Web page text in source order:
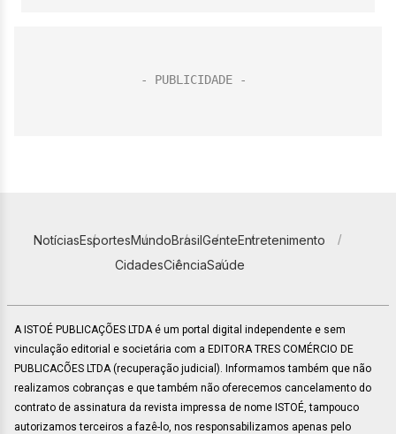
NotíciasEsportesMundoBrasilGenteEntretenimento
CidadesCiênciaSaúde
A ISTOÉ PUBLICAÇÕES LTDA é um portal digital independente e sem
vinculação editorial e societária com a EDITORA TRES COMÉRCIO DE
PUBLICACÕES LTDA (recuperação judicial). Informamos também que não
realizamos cobranças e que também não oferecemos cancelamento do
contrato de assinatura da revista impressa de nome ISTOÉ, tampouco
autorizamos terceiros a fazê-lo, nos responsabilizamos apenas pelo